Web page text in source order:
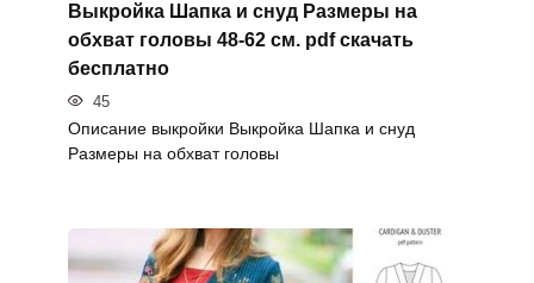
Выкройка Шапка и снуд Размеры на
обхват головы 48-62 см. pdf скачать
бесплатно
45
Описание выкройки Выкройка Шапка и снуд
Размеры на обхват головы